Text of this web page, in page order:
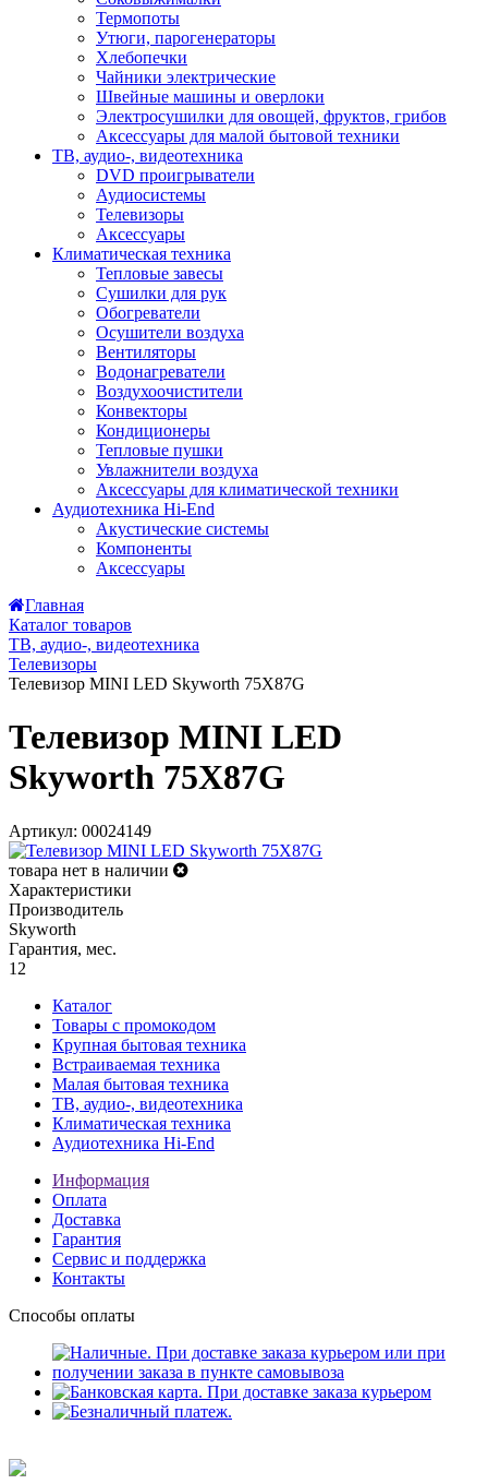
Термопоты
Утюги, парогенераторы
Хлебопечки
Чайники электрические
Швейные машины и оверлоки
Электросушилки для овощей, фруктов, грибов
Аксессуары для малой бытовой техники
ТВ, аудио-, видеотехника
DVD проигрыватели
Аудиосистемы
Телевизоры
Аксессуары
Климатическая техника
Тепловые завесы
Сушилки для рук
Обогреватели
Осушители воздуха
Вентиляторы
Водонагреватели
Воздухоочистители
Конвекторы
Кондиционеры
Тепловые пушки
Увлажнители воздуха
Аксессуары для климатической техники
Аудиотехника Hi-End
Акустические системы
Компоненты
Аксессуары
Главная
Каталог товаров
ТВ, аудио-, видеотехника
Телевизоры
Телевизор MINI LED Skyworth 75X87G
Телевизор MINI LED
Skyworth 75X87G
Артикул: 00024149
товара нет в наличии
Характеристики
Производитель
Skyworth
Гарантия, мес.
12
Каталог
Товары с промокодом
Крупная бытовая техника
Встраиваемая техника
Малая бытовая техника
ТВ, аудио-, видеотехника
Климатическая техника
Аудиотехника Hi-End
Информация
Оплата
Доставка
Гарантия
Сервис и поддержка
Контакты
Способы оплаты